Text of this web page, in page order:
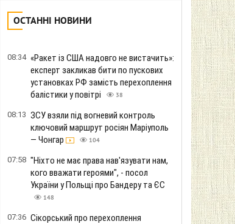
ОСТАННІ НОВИНИ
08:34 «Ракет із США надовго не вистачить»:
експерт закликав бити по пускових
установках РФ замість перехоплення
балістики у повітрі
38
08:13 ЗСУ взяли під вогневий контроль
ключовий маршрут росіян Маріуполь
— Чонгар
104
07:58 "Ніхто не має права нав'язувати нам,
кого вважати героями", - посол
України у Польщі про Бандеру та ЄС
148
07:36 Сікорський про перехоплення